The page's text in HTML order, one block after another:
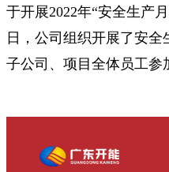
于开展2022年“安全生产
日，公司组织开展了安
子公司、项目全体员工参